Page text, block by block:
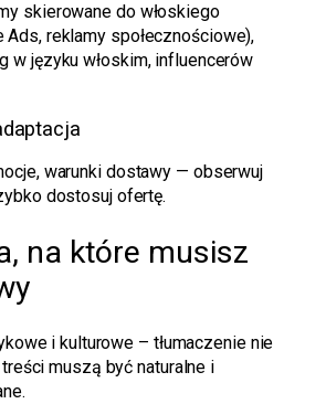
skierowane do włoskiego
Ads, reklamy społecznościowe),
w języku włoskim, influencerów
warunki dostawy — obserwuj
dostosuj ofertę.
na które musisz
i kulturowe – tłumaczenie nie
muszą być naturalne i